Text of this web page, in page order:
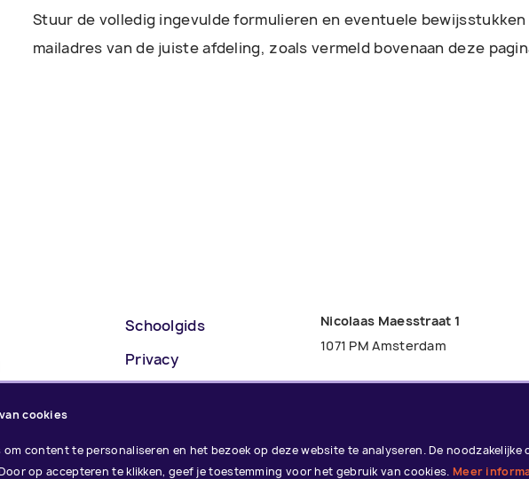
Stuur de volledig ingevulde formulieren en eventuele
mailadres van de juiste afdeling, zoals vermeld bovenaan deze
Schoolgids
Privacy
Contact
Nicolaas Maesstraat 1
1071 PM Amsterdam
cookies
content te personaliseren en het bezoek op deze website te analyseren. De
op accepteren te klikken, geef je toestemming voor het gebruik van cookies. Meer